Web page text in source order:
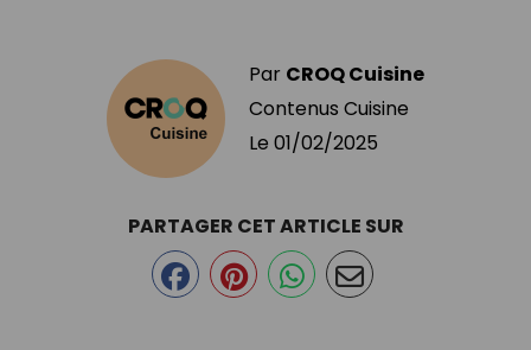
Par CROQ Cuisine
Contenus Cuisine
Le 01/02/2025
PARTAGER CET ARTICLE SUR